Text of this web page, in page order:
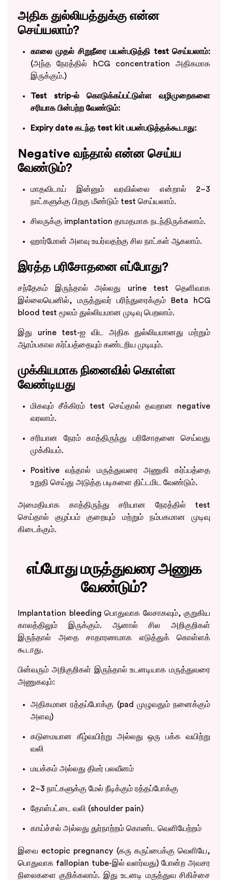
அதிக துல்லியத்துக்கு என்ன
செய்யலாம்?
காலை முதல் சிறுநீரை பயன்படுத்தி test செய்யலாம்:
(அந்த நேரத்தில் hCG concentration அதிகமாக
இருக்கும்.)
Test strip-ல் கொடுக்கப்பட்டுள்ள வழிமுறைகளை
சரியாக பின்பற்ற வேண்டும்:
Expiry date கடந்த test kit பயன்படுத்தக்கூடாது:
Negative வந்தால் என்ன செய்ய
வேண்டும்?
மாதவிடாய் இன்னும் வரவில்லை என்றால் 2–3
நாட்களுக்கு பிறகு மீண்டும் test செய்யலாம்.
சிலருக்கு implantation தாமதமாக நடந்திருக்கலாம்.
ஹார்மோன் அளவு உயர்வதற்கு சில நாட்கள் ஆகலாம்.
இரத்த பரிசோதனை எப்போது?
சந்தேகம் இருந்தால் அல்லது urine test தெளிவாக
இல்லையெனில், மருத்துவர் பரிந்துரைக்கும் Beta hCG
blood test மூலம் துல்லியமான முடிவு பெறலாம்.
இது urine test-ஐ விட அதிக துல்லியமானது மற்றும்
ஆரம்பகால கர்ப்பத்தையும் கண்டறிய முடியும்.
முக்கியமாக நினைவில் கொள்ள
வேண்டியது
மிகவும் சீக்கிரம் test செய்தால் தவறான negative
வரலாம்.
சரியான நேரம் காத்திருந்து பரிசோதனை செய்வது
முக்கியம்.
Positive வந்தால் மருத்துவரை அணுகி கர்ப்பத்தை
உறுதி செய்து அடுத்த படிகளை திட்டமிட வேண்டும்.
அமைதியாக காத்திருந்து சரியான நேரத்தில் test
செய்தால் குழப்பம் குறையும் மற்றும் நம்பகமான முடிவு
கிடைக்கும்.
எப்போது மருத்துவரை அணுக
வேண்டும்?
Implantation bleeding பொதுவாக லேசாகவும், குறுகிய
காலத்திலும் இருக்கும். ஆனால் சில அறிகுறிகள்
இருந்தால் அதை சாதாரணமாக எடுத்துக் கொள்ளக்
கூடாது.
பின்வரும் அறிகுறிகள் இருந்தால் உடனடியாக மருத்துவரை
அணுகவும்:
அதிகமான ரத்தப்போக்கு (pad முழுவதும் நனைக்கும்
அளவு)
கடுமையான கீழ்வயிற்று அல்லது ஒரு பக்க வயிற்று
வலி
மயக்கம் அல்லது திடீர் பலவீனம்
2–3 நாட்களுக்கு மேல் நீடிக்கும் ரத்தப்போக்கு
தோள்பட்டை வலி (shoulder pain)
காய்ச்சல் அல்லது துர்நாற்றம் கொண்ட வெளியேற்றம்
இவை ectopic pregnancy (கரு கருப்பைக்கு வெளியே,
பொதுவாக fallopian tube-இல் வளர்வது) போன்ற அவசர
நிலைகளை குறிக்கலாம். இது உடனடி மருத்துவ சிகிச்சை